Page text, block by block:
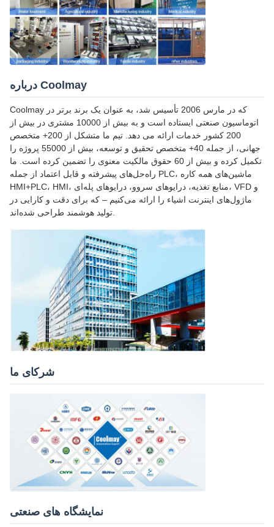
درباره Coolmay
Coolmay که در مارس 2006 تأسیس شد، به عنوان یک برند برتر در
اتوماسیون صنعتی ایستاده است و به بیش از 10000 مشتری در بیش از
200 کشور خدمات ارائه می دهد. تیم ما متشکل از 200+ متخصص
جهانی، از جمله 40+ متخصص تحقیق و توسعه، بیش از 55000 پروژه را
تکمیل کرده و بیش از 60 حقوق مالکیت معنوی را تضمین کرده است. ما
راه‌حل‌های پیشرفته و قابل اعتماد از جمله PLC، ماشین‌های همه کاره
HMI+PLC، HMI، منابع تغذیه، درایوهای سروو، درایوهای پله‌ای، VFD و
ماژول‌های اینترنت اشیاء را ارائه می‌کنیم – که برای دقت و کارایی در
شرکای ما
نمایشگاه های صنعتی